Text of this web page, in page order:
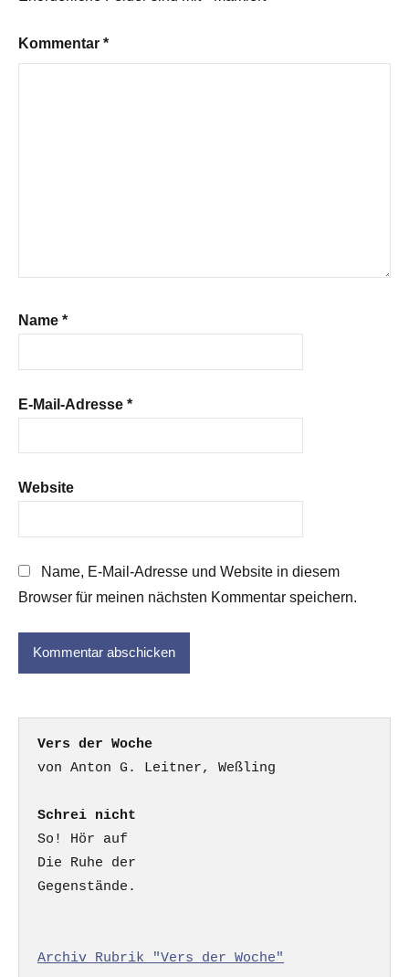
Kommentar *
Name *
E-Mail-Adresse *
Website
Name, E-Mail-Adresse und Website in diesem
Browser für meinen nächsten Kommentar speichern.
Vers der Woche
Schrei nicht
So! Hör auf
Die Ruhe der
Gegenstände.
Archiv Rubrik "Vers der Woche"